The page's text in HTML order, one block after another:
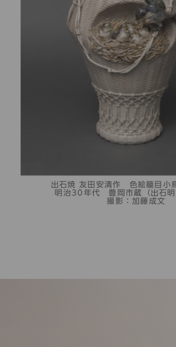
出石焼 友田安清作 色絵籠目小
明治30年代 豊岡市蔵（出石明
撮影：加藤成文